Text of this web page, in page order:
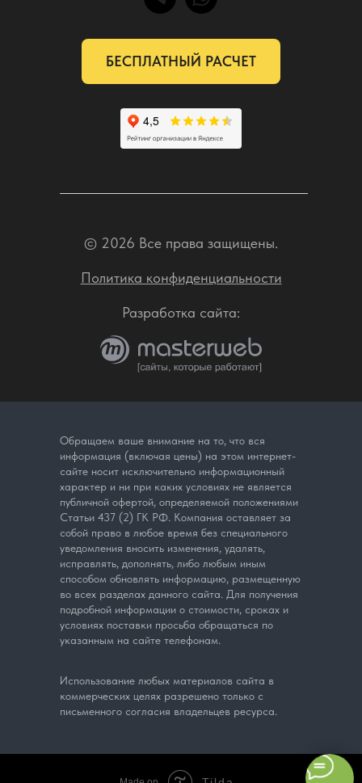
БЕСПЛАТНЫЙ РАСЧЕТ
© 2026 Все права защищены.
Разработка сайта:
Политика конфиденциальности
Обращаем ваше внимание на то, что вся
информация (включая цены) на этом интернет-
сайте носит исключительно информационный
характер и ни при каких условиях не является
публичной офертой, определяемой положениями
Статьи 437 (2) ГК РФ. Компания оставляет за
собой право в любое время без специального
уведомления вносить изменения, удалять,
исправлять, дополнять, либо любым иным
способом обновлять информацию, размещенную
во всех разделах данного сайта. Для получения
подробной информации о стоимости, сроках и
условиях поставки просьба обращаться по
указанным на сайте телефонам.
Использование любых материалов сайта в
коммерческих целях разрешено только с
письменного согласия владельцев ресурса.